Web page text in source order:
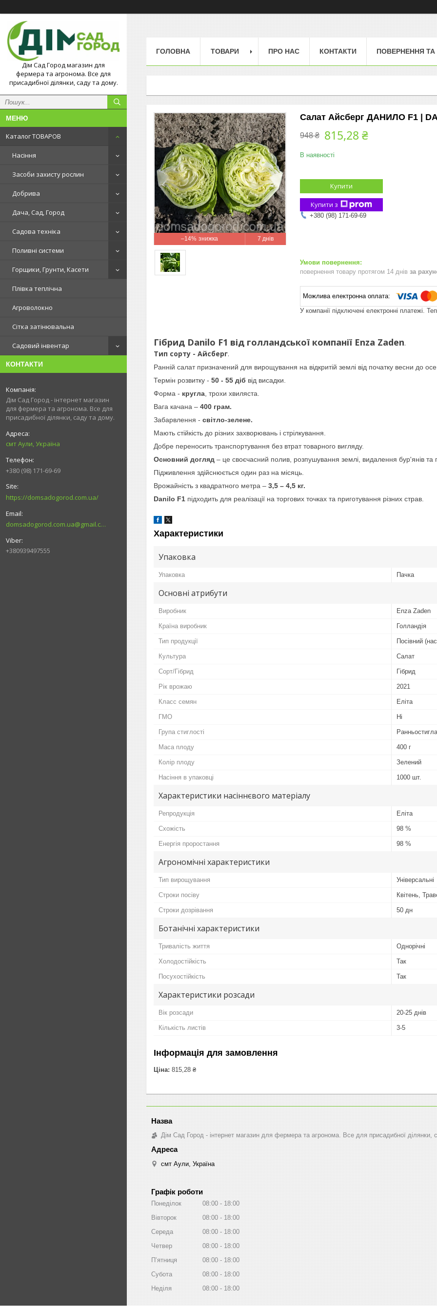
Дім Сад Город магазин для
фермера та агронома. Все для
присадибної ділянки, саду та дому.
Каталог ТОВАРОВ
Насіння
Засоби захисту рослин
Добрива
Дача, Сад, Город
Садова техніка
Поливні системи
Горщики, Грунти, Касети
Плівка теплічна
Агроволокно
Сітка затінювальна
Садовий інвентар
КОНТАКТИ
Дім Сад Город - інтернет магазин
для фермера та агронома. Все для
присадибної ділянки, саду та дому.
смт Аули, Україна
+380 (98) 171-69-69
https://domsadogorod.com.ua/
domsadogorod.com.ua@gmail.com
+380939497555
ГОЛОВНА ТОВАРИ ПРО НАС КОНТАКТИ ПОВЕРНЕННЯ ТА
–14% 7 днів
Салат Айсберг ДАНИЛО F1 |
948 ₴ 815,28 ₴
В наявності
Купити
Купити з
+380 (98) 171-69-69
повернення товару протягом 14 днів за
У компанії підключені електронні платежі.
Гібрид Danilo F1 від голландської компанії Enza Zaden.
Тип сорту - Айсберг.
Ранній салат призначений для вирощування на відкритій землі від початку весни до
Термін розвитку - 50 - 55 діб від висадки.
Форма - кругла , трохи хвиляста.
Вага качана – 400 грам.
Забарвлення - світло-зелене.
Мають стійкість до різних захворювань і стрілкування.
Добре переносить транспортування без втрат товарного вигляду.
Основний догляд – це своєчасний полив, розпушування землі, видалення бур'янів та
Підживлення здійснюється один раз на місяць.
Врожайність з квадратного метра – 3,5 – 4,5 кг.
Danilo F1 підходить для реалізації на торгових точках та приготування різних страв.
Характеристики
Упаковка
Упаковка Пачка
Основні атрибути
Виробник Enza Zaden
Країна виробник Голландія
Тип продукції Посівний
Культура Салат
Сорт/Гібрид Гібрид
Рік врожаю 2021
Класс семян Еліта
ГМО Ні
Група стиглості Ранньостигла
Маса плоду 400 г
Колір плоду Зелений
Насіння в упаковці 1000 шт.
Характеристики насіннєвого матеріалу
Репродукція Еліта
Схожість 98 %
Енергія проростання 98 %
Агрономічні характеристики
Тип вирощування Універсальні
Строки посіву Квітень,
Строки дозрівання 50 дн
Ботанічні характеристики
Тривалість життя Однорічні
Холодостійкість Так
Посухостійкість Так
Характеристики розсади
Вік розсади 20-25 днів
Кількість листів 3-5
Інформація для замовлення
Ціна: 815,28 ₴
Дім Сад Город - інтернет магазин для фермера та агронома. Все для присадибної ділянки,
смт Аули, Україна
Графік роботи
Понеділок 08:00
18:00
Вівторок
08:00
18:00
Середа
08:00
18:00
Четвер
08:00
18:00
Пʼятниця
08:00
18:00
Субота
08:00
18:00
Неділя
08:00 18:00